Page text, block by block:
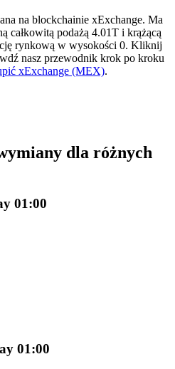
USDC
USDC jako zabezpieczenie
na blockchainie xExchange. Ma
całkowitą podażą 4.01T i krążącą
rynkową w wysokości 0. Kliknij
nasz przewodnik krok po kroku
xExchange (MEX).
dla różnych
01:00
01:00